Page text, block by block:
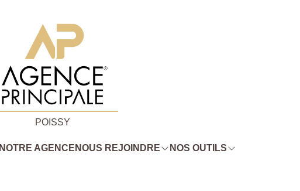
POISSY
NOTRE AGENCE NOUS REJOINDRE NOS OUTILS